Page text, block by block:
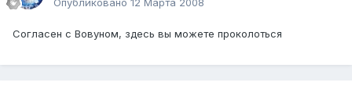
Опубликовано 12 Марта 2008
Согласен с Вовуном, здесь вы можете проколоться